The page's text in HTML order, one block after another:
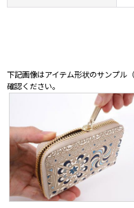
下記画像はアイテム形状のサンプル
確認ください。